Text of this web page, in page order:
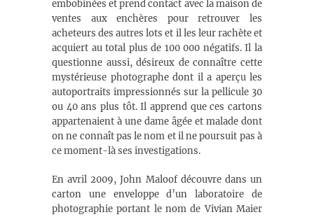
embobinées et prend contact avec la maison de
ventes aux enchères pour retrouver les
acheteurs des autres lots et il les leur rachète et
acquiert au total plus de 100 000 négatifs. Il la
questionne aussi, désireux de connaître cette
mystérieuse photographe dont il a aperçu les
autoportraits impressionnés sur la pellicule 30
ou 40 ans plus tôt. Il apprend que ces cartons
appartenaient à une dame âgée et malade dont
on ne connaît pas le nom et il ne poursuit pas à
ce moment-là ses investigations.
En avril 2009, John Maloof découvre dans un
carton une enveloppe d’un laboratoire de
photographie portant le nom de Vivian Maier